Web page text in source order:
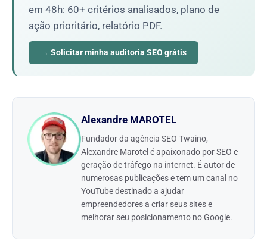
em 48h: 60+ critérios analisados, plano de
ação prioritário, relatório PDF.
→ Solicitar minha auditoria SEO grátis
Alexandre MAROTEL
Fundador da agência SEO Twaino,
Alexandre Marotel é apaixonado por SEO e
geração de tráfego na internet. É autor de
numerosas publicações e tem um canal no
YouTube destinado a ajudar
empreendedores a criar seus sites e
melhorar seu posicionamento no Google.